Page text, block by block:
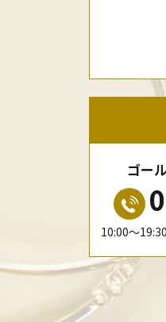
ゴー
10:00〜